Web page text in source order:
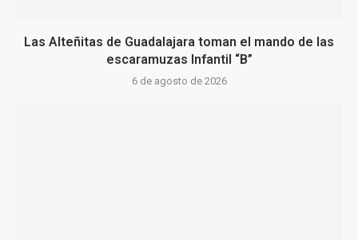
Las Alteñitas de Guadalajara toman el mando de las
escaramuzas Infantil “B”
6 de agosto de 2026